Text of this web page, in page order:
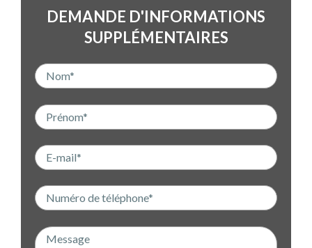
DEMANDE D'INFORMATIONS
SUPPLÉMENTAIRES